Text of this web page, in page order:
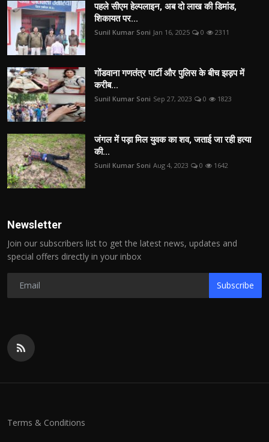
पहले सीएम हेल्पलाइन, अब दो लाख की डिमांड,
शिकायत पर...
Sunil Kumar Soni Jan 16, 2025 0 2311
गोंडवाना गणतंत्र पार्टी और पुलिस के बीच झड़प में
करीब...
Sunil Kumar Soni Sep 27, 2023 0 1823
जंगल में पड़ा मिल युवक का शव, जताई जा रही हत्या
की...
Sunil Kumar Soni Aug 4, 2023 0 1642
Newsletter
Join our subscribers list to get the latest news, updates and
special offers directly in your inbox
Subscribe
Terms & Conditions